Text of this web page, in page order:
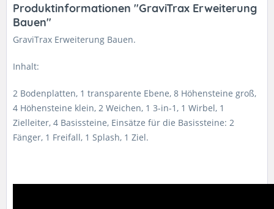
Produktinformationen "GraviTrax Erweiterung
Bauen"
GraviTrax Erweiterung Bauen.
Inhalt:
2 Bodenplatten, 1 transparente Ebene, 8 Höhensteine groß,
4 Höhensteine klein, 2 Weichen, 1 3-in-1, 1 Wirbel, 1
Zielleiter, 4 Basissteine, Einsätze für die Basissteine: 2
Fänger, 1 Freifall, 1 Splash, 1 Ziel.